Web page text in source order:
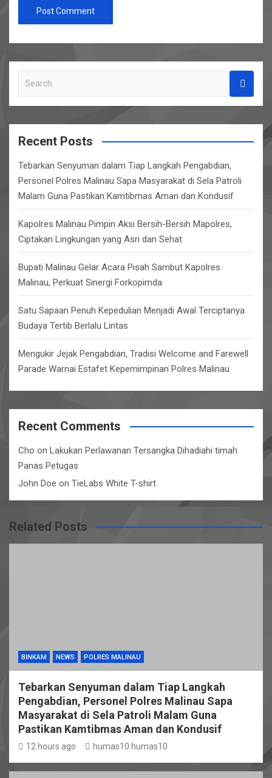
a
r
cRecent Posts
Tebarkan Senyuman dalam Tiap Langkah Pengabdian,
Personel Polres Malinau Sapa Masyarakat di Sela Patroli
Malam Guna Pastikan Kamtibmas Aman dan Kondusif
Kapolres Malinau Pimpin Aksi Bersih-Bersih Mapolres,
Ciptakan Lingkungan yang Asri dan Sehat
Bupati Malinau Gelar Acara Pisah Sambut Kapolres
Malinau, Perkuat Sinergi Forkopimda
Satu Sapaan Penuh Kepedulian Menjadi Awal Terciptanya
Budaya Tertib Berlalu Lintas
Mengukir Jejak Pengabdian, Tradisi Welcome and Farewell
Parade Warnai Estafet Kepemimpinan Polres Malinau
Recent Comments
Cho on Lakukan Perlawanan Tersangka Dihadiahi timah
Panas Petugas
John Doe on TieLabs White T-shirt
Related Posts
BINKAM NEWS POLRES MALINAU
Tebarkan Senyuman dalam Tiap Langkah
Pengabdian, Personel Polres Malinau Sapa
Masyarakat di Sela Patroli Malam Guna
Pastikan Kamtibmas Aman dan Kondusif
12 hours ago humas10 humas10